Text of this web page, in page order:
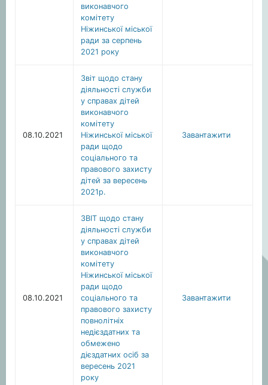
виконавчого
комітету
Ніжинської міської
ради за серпень
2021 року
08.10.2021
Звіт щодо стану
діяльності служби
у справах дітей
виконавчого
комітету
Ніжинської міської
ради щодо
соціального та
правового захисту
дітей за вересень
2021р.
Завантажити
08.10.2021
ЗВІТ щодо стану
діяльності служби
у справах дітей
виконавчого
комітету
Ніжинської міської
ради щодо
соціального та
правового захисту
повнолітніх
недієздатних та
обмежено
дієздатних осіб за
вересень 2021
року
Завантажити